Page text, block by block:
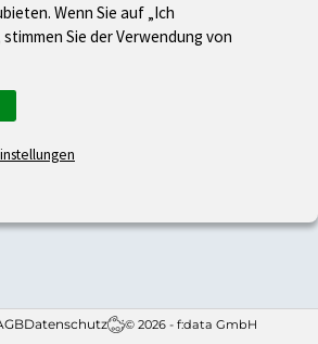
Datenschutz © 2026 - f:data GmbH
Wenn Sie auf „Ich
Sie der Verwendung von